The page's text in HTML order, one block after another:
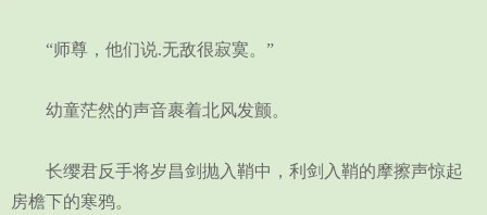
“师尊，他们说.无敌很寂寞。”
幼童茫然的声音裹着北风发颤。
长缨君反手将岁昌剑抛入鞘中，利剑入鞘的摩擦声惊起
房檐下的寒鸦。